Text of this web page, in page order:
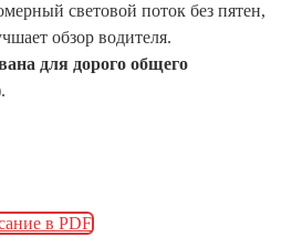
световой поток без пятен,
обзор водителя.
для дорого общего
в PDF